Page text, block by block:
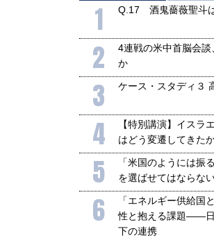
1 Q.17 酒鬼薔薇聖斗
2
4連戦の米中首脳会
か
3 ケース・スタディ３
4
【特別講演】イスラ
はどう変遷してきた
5
「米国のようには振
を選ばせてはならな
6
「エネルギー供給国
性と抱える課題――
下の連携